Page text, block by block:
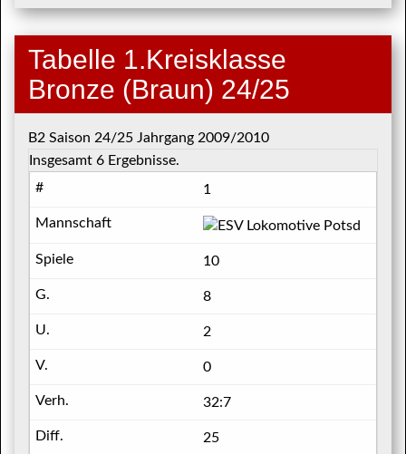
Tabelle 1.Kreisklasse
Bronze (Braun) 24/25
B2 Saison 24/25 Jahrgang 2009/2010
Insgesamt 6 Ergebnisse.
1
10
8
2
0
32:7
25